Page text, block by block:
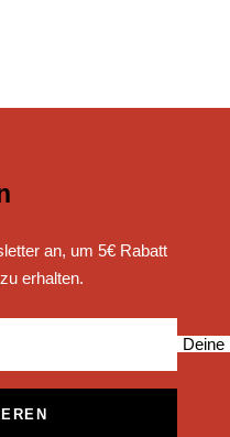
an, um 5€ Rabatt
erhalten.
Deine